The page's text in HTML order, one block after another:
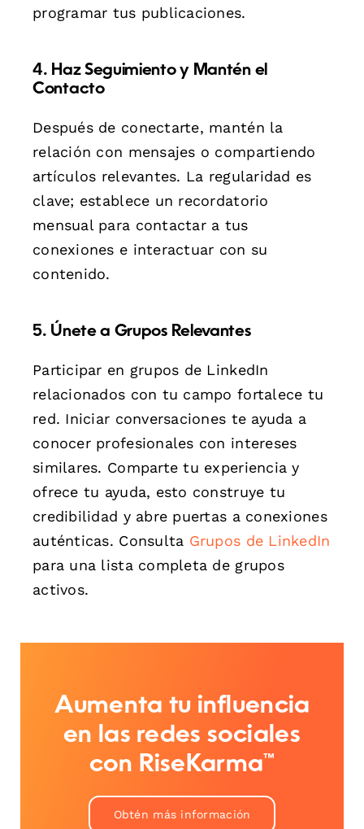
programar tus publicaciones.
4. Haz Seguimiento y Mantén el
Contacto
Después de conectarte, mantén la
relación con mensajes o compartiendo
artículos relevantes. La regularidad es
clave; establece un recordatorio
mensual para contactar a tus
conexiones e interactuar con su
contenido.
5. Únete a Grupos Relevantes
Participar en grupos de LinkedIn
relacionados con tu campo fortalece tu
red. Iniciar conversaciones te ayuda a
conocer profesionales con intereses
similares. Comparte tu experiencia y
ofrece tu ayuda, esto construye tu
credibilidad y abre puertas a conexiones
auténticas. Consulta Grupos de LinkedIn
para una lista completa de grupos
activos.
Aumenta tu influencia
en las redes sociales
con RiseKarma™
Obtén más información